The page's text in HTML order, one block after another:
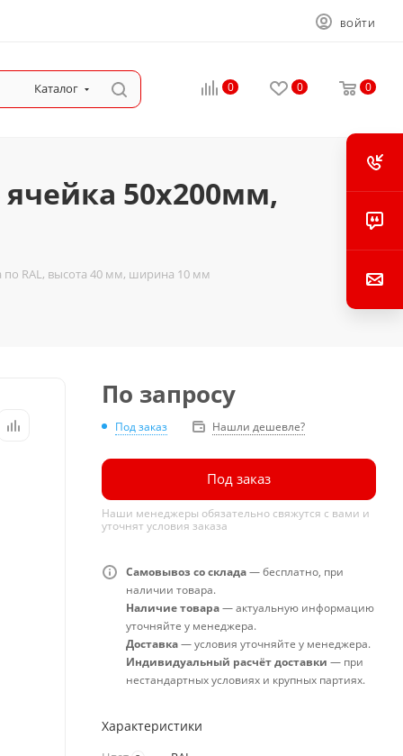
ВОЙТИ
Каталог 0 0 0
50х200мм,
по RAL, высота 40 мм, ширина 10 мм
По запросу
Под заказ Нашли дешевле?
Под заказ
Наши менеджеры обязательно свяжутся с вами и
уточнят условия заказа
Самовывоз со склада— бесплатно, при
наличии товара.
Наличие товара— актуальную информацию
уточняйте у менеджера.
Доставка— условия уточняйте у менеджера.
Индивидуальный расчёт доставки — при
нестандартных условиях и крупных партиях.
Характеристики